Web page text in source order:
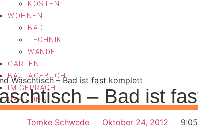
KOSTEN
WOHNEN
BAD
TECHNIK
WÄNDE
GARTEN
BAUTAGEBUCH
IM GEPRÄCH
ÜBER UNS
Waschtisch – Bad ist fast komplett
– Bad ist
Tomke Schwede Oktober 24, 2012